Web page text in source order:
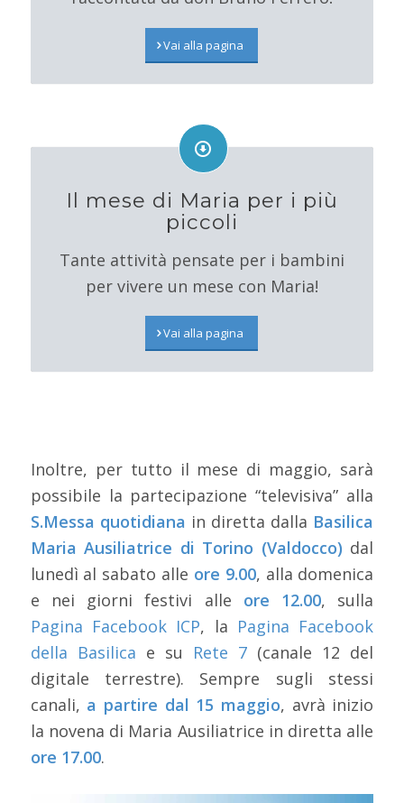
Vai alla pagina
Il mese di Maria per i più
piccoli
Tante attività pensate per i bambini
per vivere un mese con Maria!
Vai alla pagina
Inoltre, per tutto il mese di maggio, sarà
possibile la partecipazione “televisiva” alla
S.Messa quotidiana in diretta dalla Basilica
Maria Ausiliatrice di Torino (Valdocco) dal
lunedì al sabato alle ore 9.00, alla domenica
e nei giorni festivi alle ore 12.00, sulla
Pagina Facebook ICP, la Pagina Facebook
della Basilica e su Rete 7 (canale 12 del
digitale terrestre). Sempre sugli stessi
canali, a partire dal 15 maggio, avrà inizio
la novena di Maria Ausiliatrice in diretta alle
ore 17.00.